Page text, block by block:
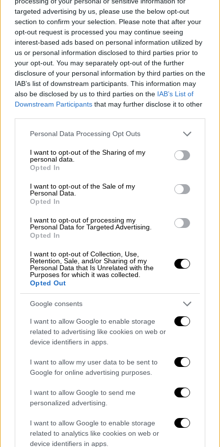
targeted advertising by us, please use the below opt-out
section to confirm your selection. Please note that after your
opt-out request is processed you may continue seeing
interest-based ads based on personal information utilized by
us or personal information disclosed to third parties prior to
your opt-out. You may separately opt-out of the further
disclosure of your personal information by third parties on the
IAB’s list of downstream participants. This information may
also be disclosed by us to third parties on the IAB’s List of
Downstream Participants that may further disclose it to other
Please note that this website/app uses one or more Google
not limited to your visit or usage behaviour. You may click to
grant or deny consent to Google and its third-party tags to
use your data for below specified purposes in below Google
consent section.
Personal Data Processing Opt Outs
I want to opt-out of the Sharing of my
personal data.
Opted In
I want to opt-out of the Sale of my
Personal Data.
Opted In
I want to opt-out of processing my
Personal Data for Targeted Advertising.
Opted In
I want to opt-out of Collection, Use,
Retention, Sale, and/or Sharing of my
Personal Data that Is Unrelated with the
Purposes for which it was collected.
Opted Out
Google consents
I want to allow Google to enable storage
related to advertising like cookies on web or
device identifiers in apps.
I want to allow my user data to be sent to
Google for online advertising purposes.
I want to allow Google to send me
personalized advertising.
I want to allow Google to enable storage
related to analytics like cookies on web or
device identifiers in apps.
Πολιτισμός 27.04.2026 07:30
Μην πεις ότι δεν ήξερες: Τι διαβάζουμε
και πού βγαίνουμε σήμερα Δευτέρα 27
Το ethnos.gr σας προτείνει όσα αξίζει να
δείτε, να ακούσετε και να διαβάσετε, για να
είστε πάντα ενημερωμένοι για ό,τι
συμβαίνει στην πόλη
11.04.2026 12:00
Ευάρεστος Πιμπλής στο ethnos.gr:
«Πολλοί άνδρες βρίσκονται σήμερα σε
μια φάση επαναπροσδιορισμού»
Ο Ευάρεστος Πιμπλής μιλάει στο ethnos.gr